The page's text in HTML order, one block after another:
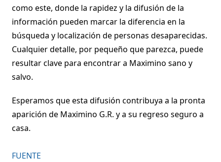
como este, donde la rapidez y la difusión de la
información pueden marcar la diferencia en la
búsqueda y localización de personas desaparecidas.
Cualquier detalle, por pequeño que parezca, puede
resultar clave para encontrar a Maximino sano y
salvo.
Esperamos que esta difusión contribuya a la pronta
aparición de Maximino G.R. y a su regreso seguro a
casa.
FUENTE